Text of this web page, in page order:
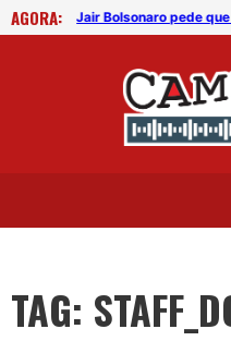
AGORA:
Jair Bolsonaro pede que Haddad seja considerado inelegível
TAG: